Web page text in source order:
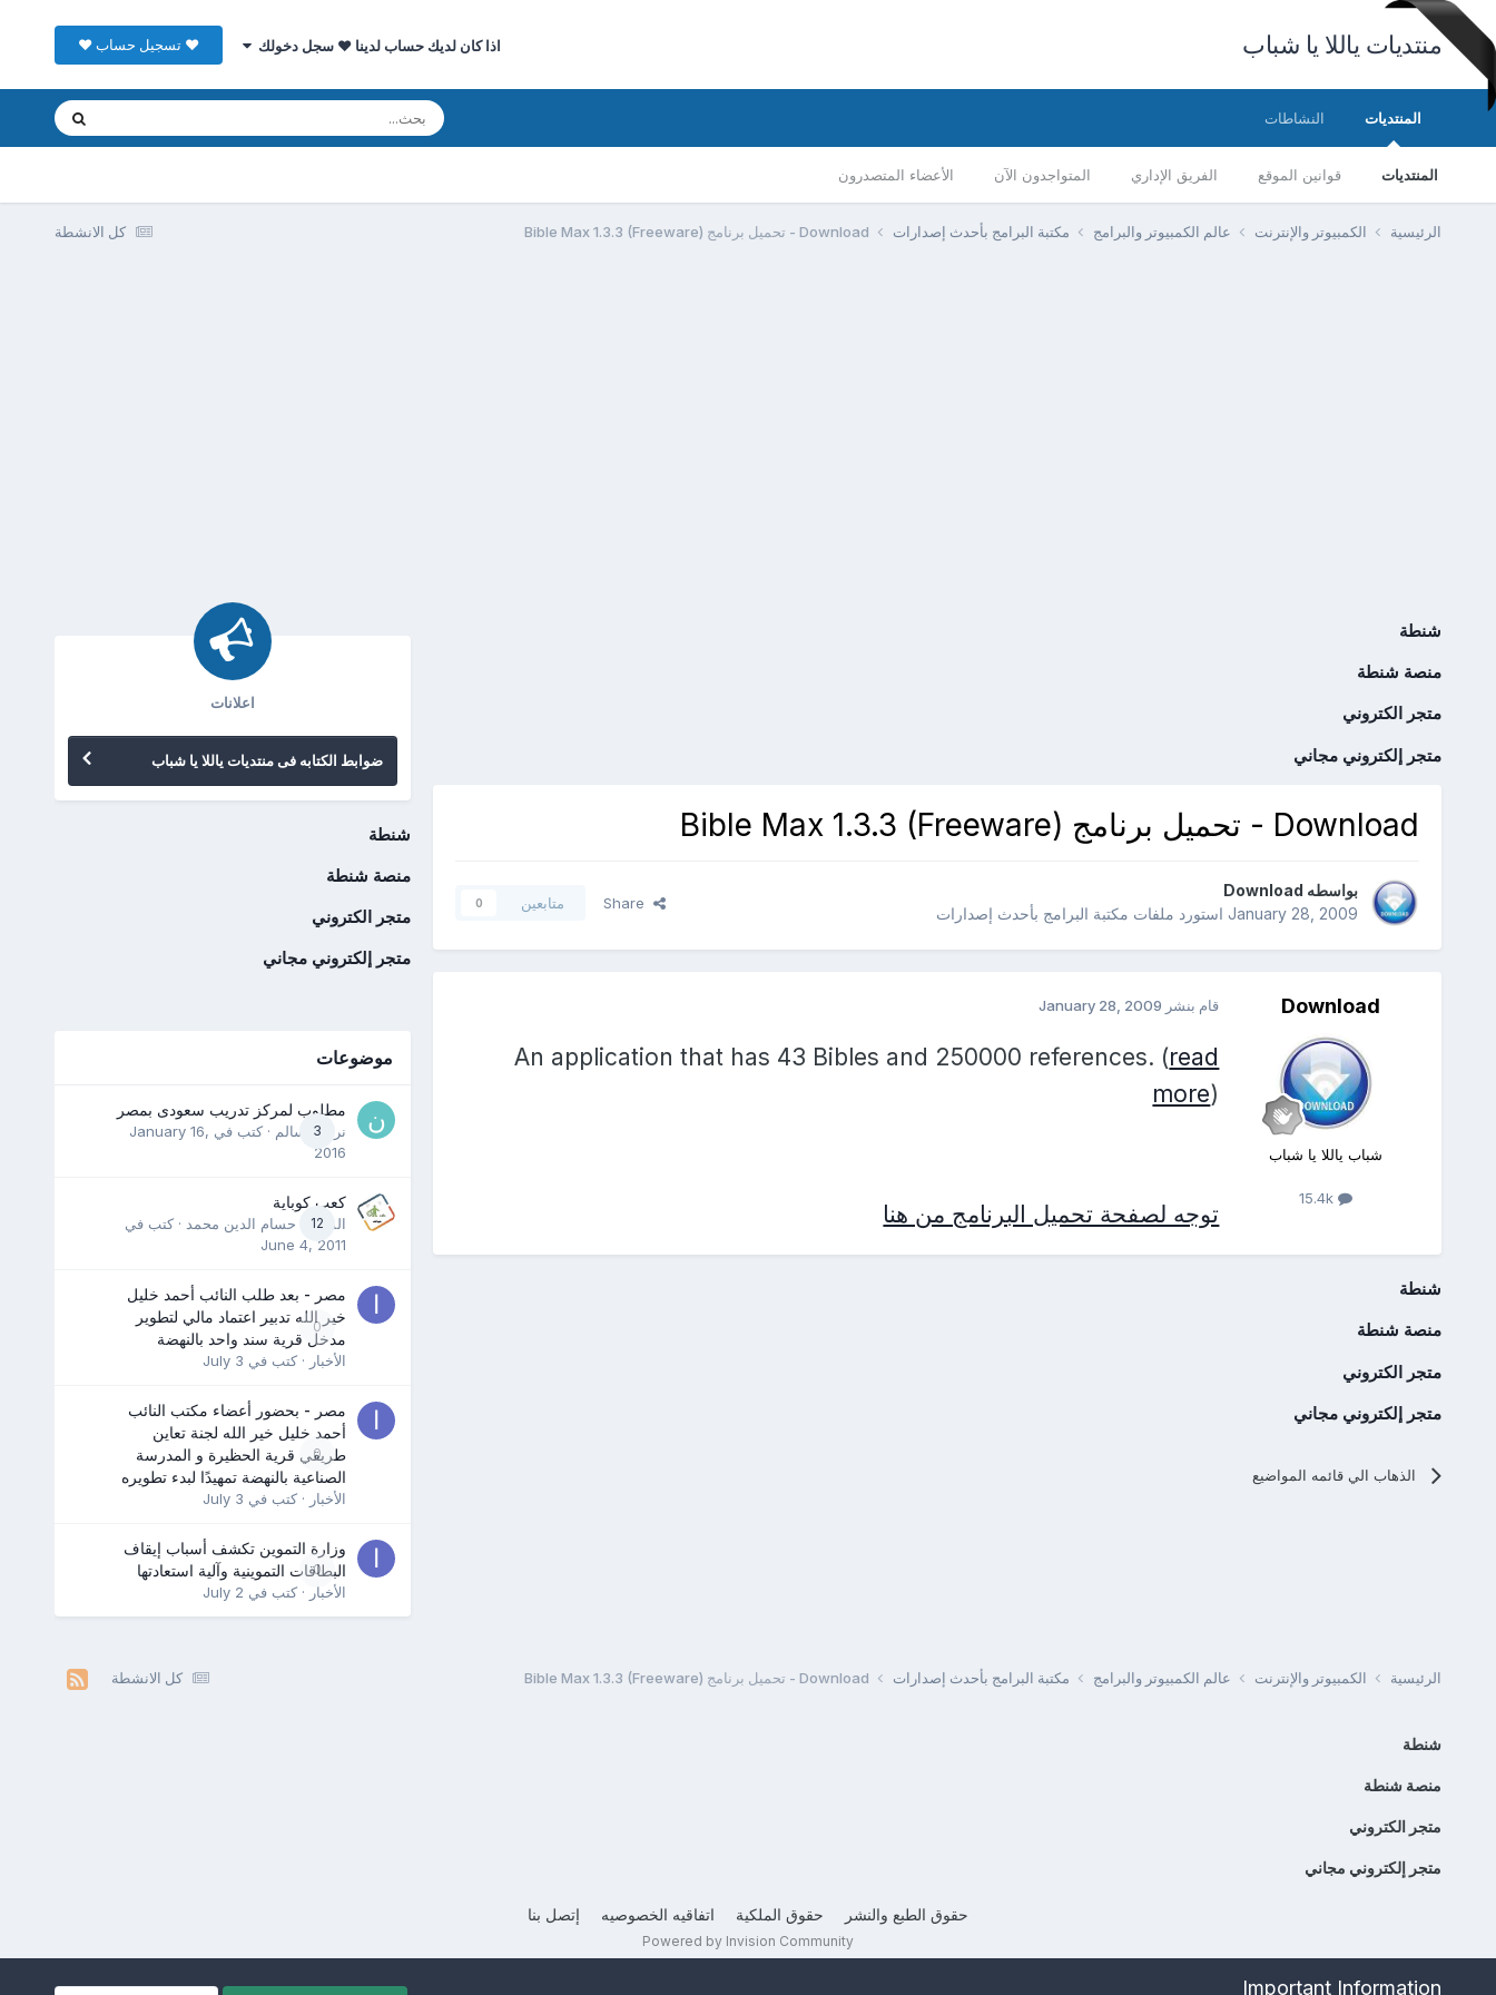
منتديات ياللا يا شباب اذا كان لديك حساب لدينا ♥ سجل دخولك ♥ تسجيل حساب ♥
المنتديات
المنتديات قوانين الموقع الفريق الإداري المتواجدون الآن الأعضاء المتصدرون
النشاطات
كل الانشطة الرئيسية الكمبيوتر والإنترنت عالم الكمبيوتر والبرامج مكتبة البرامج بأحدث إصدارات Download - تحميل برنامج Bible Max 1.3.3 (Freeware)
شنطة
منصة شنطة
متجر الكتروني
متجر إلكتروني مجاني
Download - تحميل برنامج Bible Max 1.3.3 (Freeware)
بواسطه Download
January 28, 2009استورد ملفات مكتبة البرامج بأحدث إصدارات
Share متابعين 0
Download
شباب ياللا يا شباب
15.4k
قام بنشر January 28, 2009
An application that has 43 Bibles and 250000 references. (read
more)
توجه لصفحة تحميل البرنامج من هنا
شنطة
منصة شنطة
متجر الكتروني
متجر إلكتروني مجاني
الذهاب الي قائمه المواضيع
اعلانات
ضوابط الكتابه فى منتديات ياللا يا شباب
شنطة
منصة شنطة
متجر الكتروني
متجر إلكتروني مجاني
موضوعات
3
مطلوب لمركز تدريب سعودى بمصر
نرمين سالم · كتب في January 16,
2016
12
كعب كوباية
المدرب حسام الدين محمد · كتب في
June 4, 2011
0
مصر - بعد طلب النائب أحمد خليل
خير الله تدبير اعتماد مالي لتطوير
مدخل قرية سند واحد بالنهضة
الأخبار · كتب في July 3
0
مصر - بحضور أعضاء مكتب النائب
أحمد خليل خير الله لجنة تعاين
طريقي قرية الحظيرة و المدرسة
الصناعية بالنهضة تمهيدًا لبدء تطويره
الأخبار · كتب في July 3
0
وزارة التموين تكشف أسباب إيقاف
البطاقات التموينية وآلية استعادتها
الأخبار · كتب في July 2
كل الانشطة الرئيسية الكمبيوتر والإنترنت عالم الكمبيوتر والبرامج مكتبة البرامج بأحدث إصدارات Download - تحميل برنامج Bible Max 1.3.3 (Freeware)
شنطة
منصة شنطة
متجر الكتروني
متجر إلكتروني مجاني
حقوق الطبع والنشر حقوق الملكية اتفاقيه الخصوصيه إتصل بنا
Powered by Invision Community
Important Information